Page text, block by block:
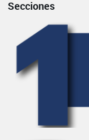
Secciones